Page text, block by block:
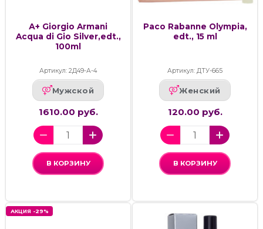
А+ Giorgio Armani
Acqua di Gio Silver,edt.,
100ml
Артикул: 2Д49-А-4
Мужской
1610.00 руб.
В КОРЗИНУ
Paco Rabanne Olympia,
edt., 15 ml
Артикул: ДТУ-665
Женский
120.00 руб.
В КОРЗИНУ
АКЦИЯ -29%